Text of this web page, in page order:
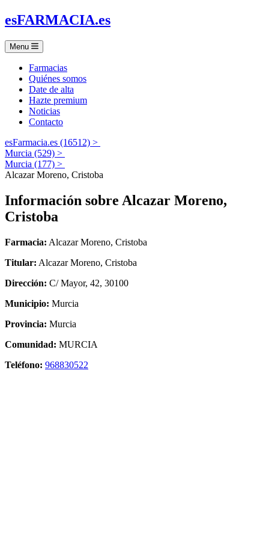
esFARMACIA.es
Menu
Farmacias
Quiénes somos
Date de alta
Hazte premium
Noticias
Contacto
esFarmacia.es (16512) >
Murcia (529) >
Murcia (177) >
Alcazar Moreno, Cristoba
Información sobre Alcazar Moreno,
Cristoba
Farmacia: Alcazar Moreno, Cristoba
Titular: Alcazar Moreno, Cristoba
Dirección: C/ Mayor, 42, 30100
Municipio: Murcia
Provincia: Murcia
Comunidad: MURCIA
Teléfono: 968830522